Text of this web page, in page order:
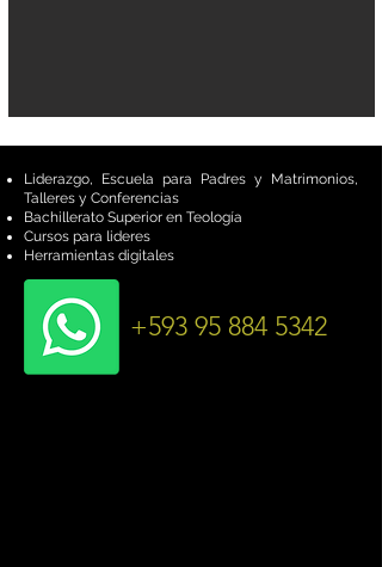
Liderazgo, Escuela para Padres y Matrimonios,
Talleres y Conferencias
Bachillerato Superior en Teología
Cursos para lideres
Herramientas digitales
+593 95 884 5342